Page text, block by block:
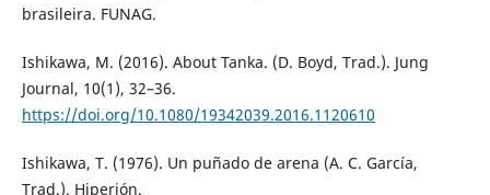
brasileira. FUNAG.
Ishikawa, M. (2016). About Tanka. (D. Boyd, Trad.). Jung
Journal, 10(1), 32–36.
https://doi.org/10.1080/19342039.2016.1120610
Ishikawa, T. (1976). Un puñado de arena (A. C. García,
Trad.). Hiperión.